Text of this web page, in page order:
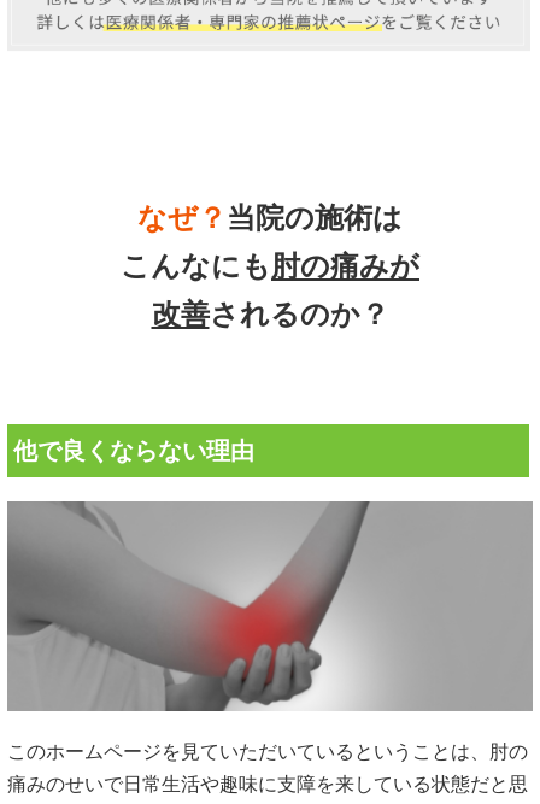
なぜ？ 当院の施術は
こんなにも肘の痛みが
改善されるのか？
他で良くならない理由
このホームページを見ていただいているということは、肘の
痛みのせいで日常生活や趣味に支障を来している状態だと思